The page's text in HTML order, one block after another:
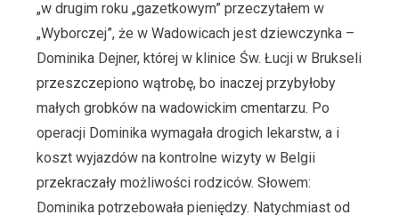
„w drugim roku „gazetkowym” przeczytałem w
„Wyborczej”, że w Wadowicach jest dziewczynka –
Dominika Dejner, której w klinice Św. Łucji w Brukseli
przeszczepiono wątrobę, bo inaczej przybyłoby
małych grobków na wadowickim cmentarzu. Po
operacji Dominika wymagała drogich lekarstw, a i
koszt wyjazdów na kontrolne wizyty w Belgii
przekraczały możliwości rodziców. Słowem:
Dominika potrzebowała pieniędzy. Natychmiast od